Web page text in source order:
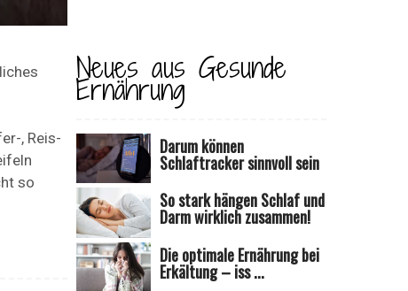
, Reis-
so
Neues aus Gesunde
Ernährung
Darum können
Schlaftracker sinnvoll sein
So stark hängen Schlaf und
Darm wirklich zusammen!
Die optimale Ernährung bei
Erkältung – iss ...